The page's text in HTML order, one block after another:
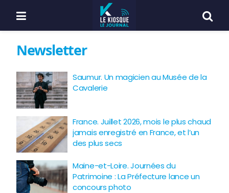
Newsletter
Saumur. Un magicien au Musée de la
Cavalerie
France. Juillet 2026, mois le plus chaud
jamais enregistré en France, et l’un
des plus secs
Maine-et-Loire. Journées du
Patrimoine : La Préfecture lance un
concours photo